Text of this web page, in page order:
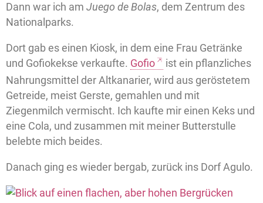
Dann war ich am Juego de Bolas, dem Zentrum des
Nationalparks.
Dort gab es einen Kiosk, in dem eine Frau Getränke
und Gofiokekse verkaufte. Gofio
ist ein pflanzliches
Nahrungsmittel der Altkanarier, wird aus geröstetem
Getreide, meist Gerste, gemahlen und mit
Ziegenmilch vermischt. Ich kaufte mir einen Keks und
eine Cola, und zusammen mit meiner Butterstulle
belebte mich beides.
Danach ging es wieder bergab, zurück ins Dorf Agulo.